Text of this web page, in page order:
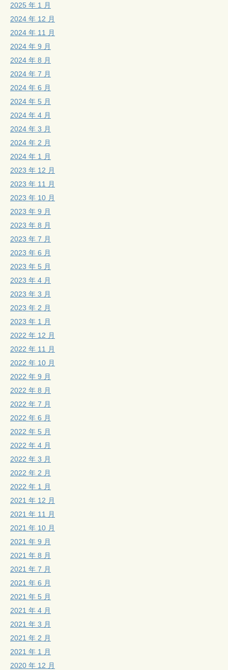
2025 年 1 月
2024 年 12 月
2024 年 11 月
2024 年 9 月
2024 年 8 月
2024 年 7 月
2024 年 6 月
2024 年 5 月
2024 年 4 月
2024 年 3 月
2024 年 2 月
2024 年 1 月
2023 年 12 月
2023 年 11 月
2023 年 10 月
2023 年 9 月
2023 年 8 月
2023 年 7 月
2023 年 6 月
2023 年 5 月
2023 年 4 月
2023 年 3 月
2023 年 2 月
2023 年 1 月
2022 年 12 月
2022 年 11 月
2022 年 10 月
2022 年 9 月
2022 年 8 月
2022 年 7 月
2022 年 6 月
2022 年 5 月
2022 年 4 月
2022 年 3 月
2022 年 2 月
2022 年 1 月
2021 年 12 月
2021 年 11 月
2021 年 10 月
2021 年 9 月
2021 年 8 月
2021 年 7 月
2021 年 6 月
2021 年 5 月
2021 年 4 月
2021 年 3 月
2021 年 2 月
2021 年 1 月
2020 年 12 月